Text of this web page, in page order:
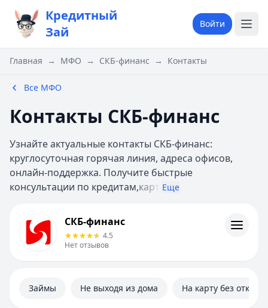
Кредитный
Зай
Войти
Главная → МФО → СКБ-финанс → Контакты
Все МФО
Контакты СКБ-финанс
Узнайте актуальные контакты СКБ-финанс:
круглосуточная горячая линия, адреса офисов,
онлайн-поддержка. Получите быстрые
консультации по кредитам,карт Еще
ИнформацияСКБ-финанс
4.5
Нет отзывов
Займы Не выходя из дома На карту без отказа